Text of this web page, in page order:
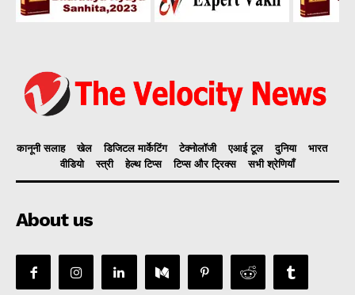
कानूनी सलाह खेल डिजिटल मार्केटिंग टेक्नोलॉजी एआई टूल दुनिया
भारत
वीडियो
स्त्री हेल्थ टिप्स टिप्स और ट्रिक्स सभी श्रेणियाँ
About us